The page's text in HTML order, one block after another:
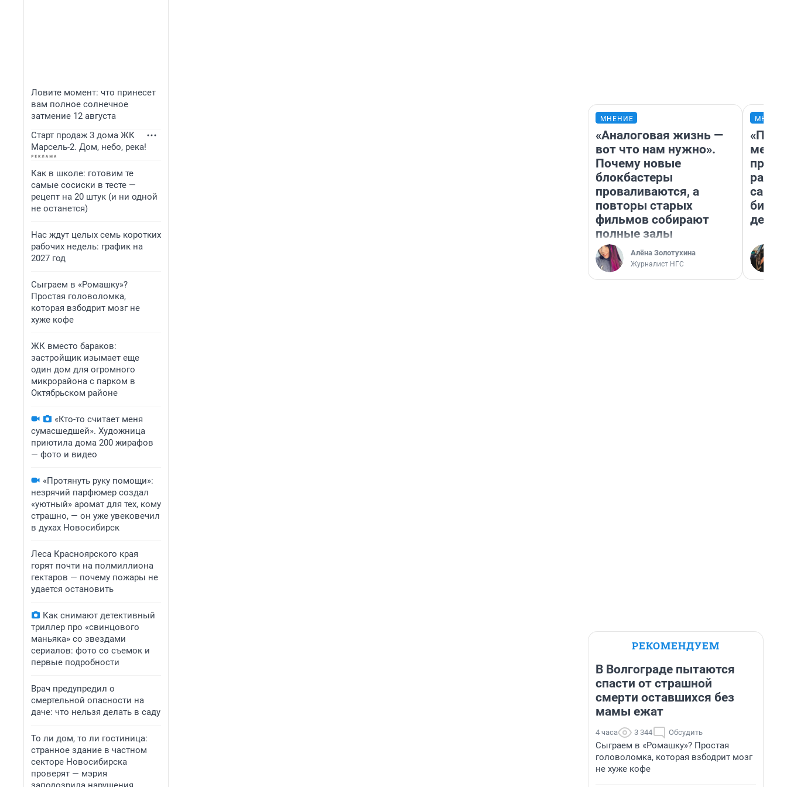
Ловите момент: что принесет
вам полное солнечное
затмение 12 августа
Старт продаж 3 дома ЖК
Марсель-2. Дом, небо, река!
Как в школе: готовим те
самые сосиски в тесте —
рецепт на 20 штук (и ни одной
не останется)
Нас ждут целых семь коротких
рабочих недель: график на
2027 год
Сыграем в «Ромашку»?
Простая головоломка,
которая взбодрит мозг не
хуже кофе
ЖК вместо бараков:
застройщик изымает еще
один дом для огромного
микрорайона с парком в
Октябрьском районе
«Кто-то считает меня
сумасшедшей». Художница
приютила дома 200 жирафов
— фото и видео
«Протянуть руку помощи»:
незрячий парфюмер создал
«уютный» аромат для тех, кому
страшно, — он уже увековечил
в духах Новосибирск
Леса Красноярского края
горят почти на полмиллиона
гектаров — почему пожары не
удается остановить
Как снимают детективный
триллер про «свинцового
маньяка» со звездами
сериалов: фото со съемок и
первые подробности
Врач предупредил о
смертельной опасности на
даче: что нельзя делать в саду
То ли дом, то ли гостиница:
странное здание в частном
секторе Новосибирска
проверят — мэрия
МНЕНИЕ
«Аналоговая жизнь —
вот что нам нужно».
Почему новые
блокбастеры
проваливаются, а
повторы старых
фильмов собирают
полные залы
Алёна Золотухина
Журналист НГС
РЕКОМЕНДУЕМ
В Волгограде пытаются
спасти от страшной
смерти оставшихся без
мамы ежат
4 часа 3 344 Обсудить
Сыграем в «Ромашку»? Простая
головоломка, которая взбодрит мозг
не хуже кофе